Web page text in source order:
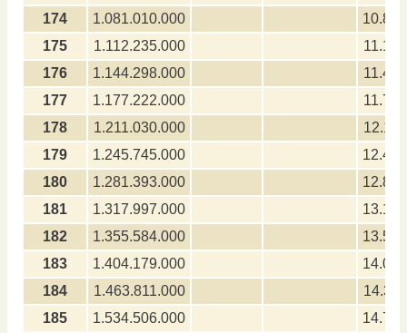
174
1.081.010.000
175
1.112.235.000
176
1.144.298.000
177
1.177.222.000
178
1.211.030.000
179
1.245.745.000
180
1.281.393.000
181
1.317.997.000
182
1.355.584.000
183
1.404.179.000
184
1.463.811.000
185
1.534.506.000